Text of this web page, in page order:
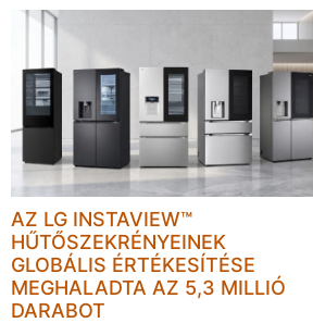
AZ LG INSTAVIEW™
HŰTŐSZEKRÉNYEINEK
GLOBÁLIS ÉRTÉKESÍTÉSE
MEGHALADTA AZ 5,3 MILLIÓ
DARABOT